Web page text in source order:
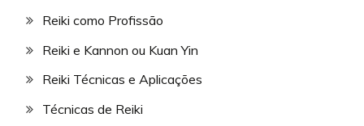
Reiki como Profissão
Reiki e Kannon ou Kuan Yin
Reiki Técnicas e Aplicações
Técnicas de Reiki